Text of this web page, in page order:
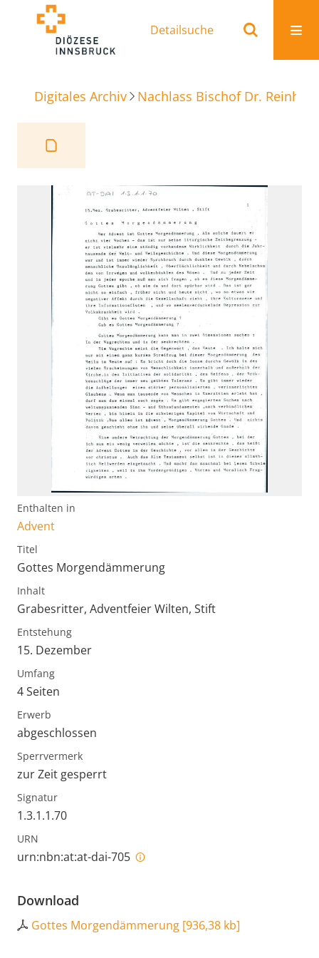
Detailsuche
Digitales Archiv Nachlass Bischof Dr.
Enthalten in
Advent
Titel
Gottes Morgendämmerung
Inhalt
Grabesritter, Adventfeier Wilten, Stift
Entstehung
15. Dezember
Umfang
4 Seiten
Erwerb
abgeschlossen
Sperrvermerk
zur Zeit gesperrt
Signatur
1.3.1.1.70
URN
urn:nbn:at:at-dai-705
Download
Gottes Morgendämmerung [936,38 kb]